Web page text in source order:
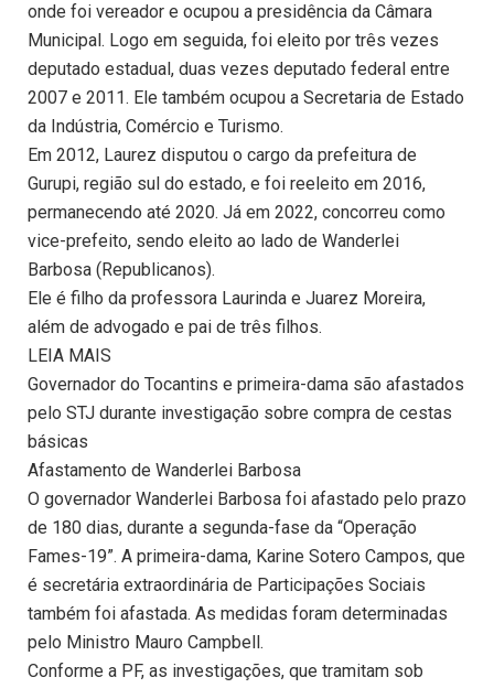
onde foi vereador e ocupou a presidência da Câmara
Municipal. Logo em seguida, foi eleito por três vezes
deputado estadual, duas vezes deputado federal entre
2007 e 2011. Ele também ocupou a Secretaria de Estado
da Indústria, Comércio e Turismo.
Em 2012, Laurez disputou o cargo da prefeitura de
Gurupi, região sul do estado, e foi reeleito em 2016,
permanecendo até 2020. Já em 2022, concorreu como
vice-prefeito, sendo eleito ao lado de Wanderlei
Barbosa (Republicanos).
Ele é filho da professora Laurinda e Juarez Moreira,
além de advogado e pai de três filhos.
LEIA MAIS
Governador do Tocantins e primeira-dama são afastados
pelo STJ durante investigação sobre compra de cestas
básicas
Afastamento de Wanderlei Barbosa
O governador Wanderlei Barbosa foi afastado pelo prazo
de 180 dias, durante a segunda-fase da “Operação
Fames-19”. A primeira-dama, Karine Sotero Campos, que
é secretária extraordinária de Participações Sociais
também foi afastada. As medidas foram determinadas
pelo Ministro Mauro Campbell.
Conforme a PF, as investigações, que tramitam sob